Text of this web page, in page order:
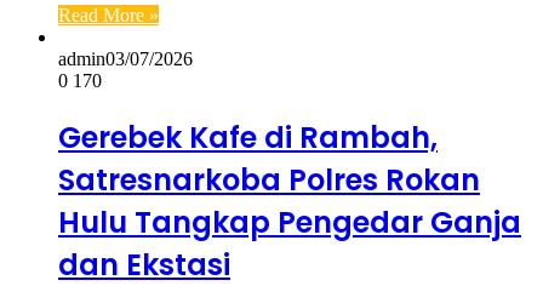
Read More »
admin03/07/2026
0 170
Gerebek Kafe di Rambah,
Satresnarkoba Polres Rokan
Hulu Tangkap Pengedar Ganja
dan Ekstasi